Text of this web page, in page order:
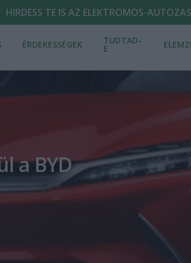
HIRDESS TE IS AZ ELEKTROMOS-
ÉRDEKESSÉGEK TUDTAD-
E
a BYD